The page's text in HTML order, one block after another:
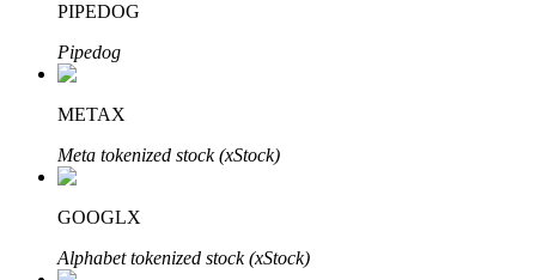
Raih keuntungan jangka panjang dan kepentingan fleksibel
Pelajari Staking
PIPEDOG
Pipedog
METAX
Meta tokenized stock (xStock)
GOOGLX
Alphabet tokenized stock (xStock)